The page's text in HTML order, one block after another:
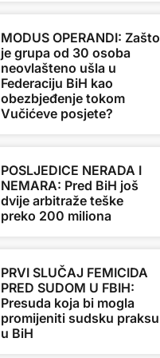
MODUS OPERANDI: Zašto
je grupa od 30 osoba
neovlašteno ušla u
Federaciju BiH kao
obezbjeđenje tokom
Vučićeve posjete?
POSLJEDICE NERADA I
NEMARA: Pred BiH još
dvije arbitraže teške
preko 200 miliona
PRVI SLUČAJ FEMICIDA
PRED SUDOM U FBIH:
Presuda koja bi mogla
promijeniti sudsku praksu
u BiH